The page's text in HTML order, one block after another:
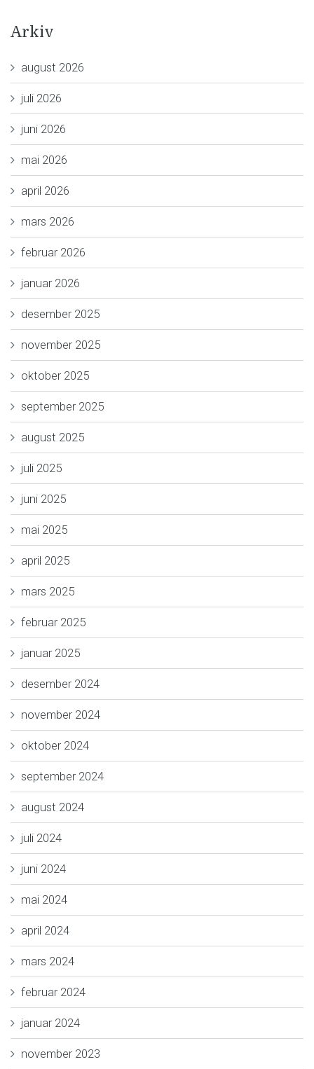
Arkiv
august 2026
juli 2026
juni 2026
mai 2026
april 2026
mars 2026
februar 2026
januar 2026
desember 2025
november 2025
oktober 2025
september 2025
august 2025
juli 2025
juni 2025
mai 2025
april 2025
mars 2025
februar 2025
januar 2025
desember 2024
november 2024
oktober 2024
september 2024
august 2024
juli 2024
juni 2024
mai 2024
april 2024
mars 2024
februar 2024
januar 2024
november 2023